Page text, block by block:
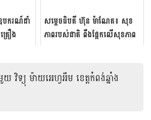
បករណ៍ដាំ
រឿង
សម្ដេច​ធិប​តី​ ហ៊ុន​ ម៉ាណែត​៖ សុខ​
ភាព​របស់​ជាតិ​ ពឹង​ផ្អែក​លើ​សុខភាព​
មួយវិទ្យុ ម៉ាយអេហ្វអឹម ខេត្តកំពង់ឆ្នាំង